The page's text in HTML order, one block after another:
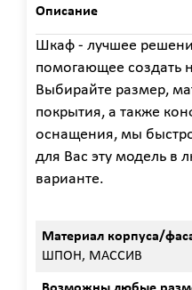
Описание
Шкаф - лучшее
помогающее создать
Выбирайте размер,
покрытия, а также
оснащения, мы
для Вас эту модель в
варианте.
Материал корпуса/
ШПОН, МАССИВ